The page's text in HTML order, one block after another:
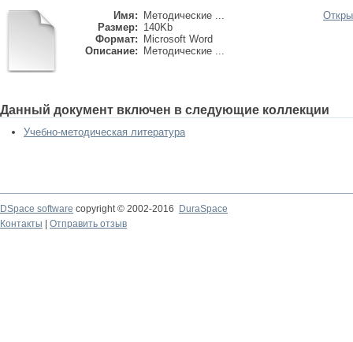
Имя:
Методические ...
Размер: 140Kb
Формат:
Microsoft Word
Описание:
Методические ...
Данный документ включен в следующие коллекции
Учебно-методическая литература
DSpace software copyright © 2002-2016
DuraSpace
Контакты
Отправить отзыв